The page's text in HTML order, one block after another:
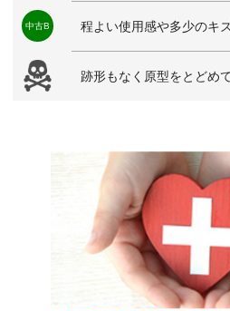
中古B 程よい使用感や多少のキ
跡形もなく原型をとどめ